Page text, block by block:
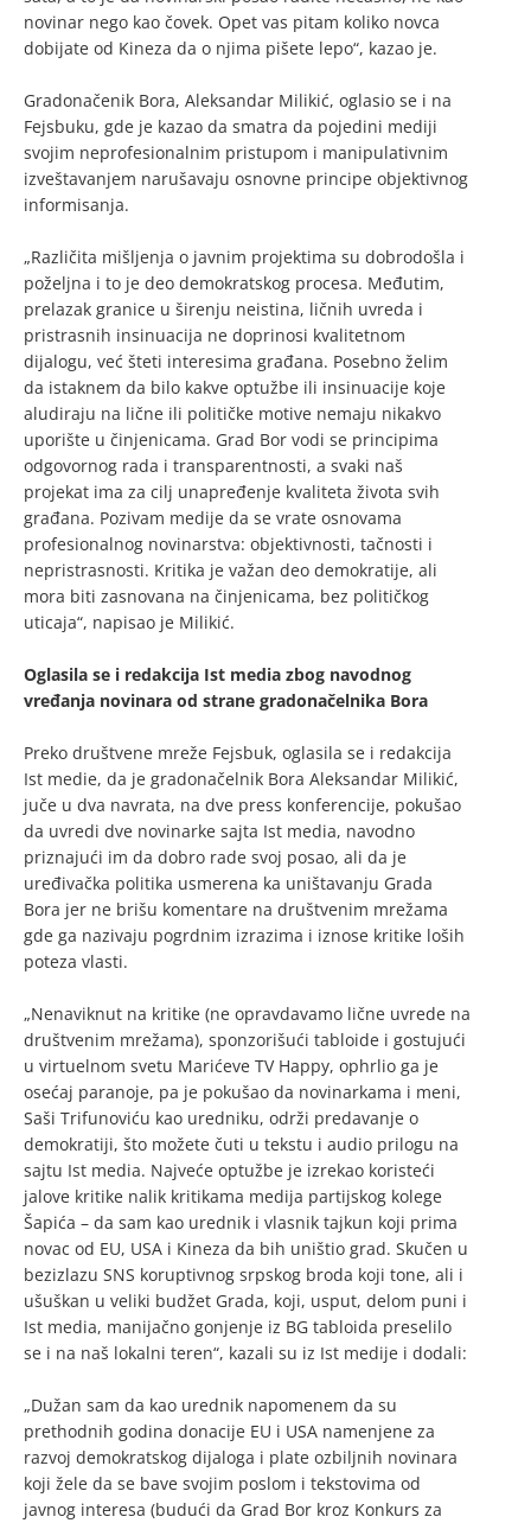
novinar nego kao čovek. Opet vas pitam koliko novca
dobijate od Kineza da o njima pišete lepo“, kazao je.
Gradonačenik Bora, Aleksandar Milikić, oglasio se i na
Fejsbuku, gde je kazao da smatra da pojedini mediji
svojim neprofesionalnim pristupom i manipulativnim
izveštavanjem narušavaju osnovne principe objektivnog
informisanja.
„Različita mišljenja o javnim projektima su dobrodošla i
poželjna i to je deo demokratskog procesa. Međutim,
prelazak granice u širenju neistina, ličnih uvreda i
pristrasnih insinuacija ne doprinosi kvalitetnom
dijalogu, već šteti interesima građana. Posebno želim
da istaknem da bilo kakve optužbe ili insinuacije koje
aludiraju na lične ili političke motive nemaju nikakvo
uporište u činjenicama. Grad Bor vodi se principima
odgovornog rada i transparentnosti, a svaki naš
projekat ima za cilj unapređenje kvaliteta života svih
građana. Pozivam medije da se vrate osnovama
profesionalnog novinarstva: objektivnosti, tačnosti i
nepristrasnosti. Kritika je važan deo demokratije, ali
mora biti zasnovana na činjenicama, bez političkog
uticaja“, napisao je Milikić.
Oglasila se i redakcija Ist media zbog navodnog
vređanja novinara od strane gradonačelnika Bora
Preko društvene mreže Fejsbuk, oglasila se i redakcija
Ist medie, da je gradonačelnik Bora Aleksandar Milikić,
juče u dva navrata, na dve press konferencije, pokušao
da uvredi dve novinarke sajta Ist media, navodno
priznajući im da dobro rade svoj posao, ali da je
uređivačka politika usmerena ka uništavanju Grada
Bora jer ne brišu komentare na društvenim mrežama
gde ga nazivaju pogrdnim izrazima i iznose kritike loših
poteza vlasti.
„Nenaviknut na kritike (ne opravdavamo lične uvrede na
društvenim mrežama), sponzorišući tabloide i gostujući
u virtuelnom svetu Marićeve TV Happy, ophrlio ga je
osećaj paranoje, pa je pokušao da novinarkama i meni,
Saši Trifunoviću kao uredniku, održi predavanje o
demokratiji, što možete čuti u tekstu i audio prilogu na
sajtu Ist media. Najveće optužbe je izrekao koristeći
jalove kritike nalik kritikama medija partijskog kolege
Šapića – da sam kao urednik i vlasnik tajkun koji prima
novac od EU, USA i Kineza da bih uništio grad. Skučen u
bezizlazu SNS koruptivnog srpskog broda koji tone, ali i
ušuškan u veliki budžet Grada, koji, usput, delom puni i
Ist media, manijačno gonjenje iz BG tabloida preselilo
se i na naš lokalni teren“, kazali su iz Ist medije i dodali:
„Dužan sam da kao urednik napomenem da su
prethodnih godina donacije EU i USA namenjene za
razvoj demokratskog dijaloga i plate ozbiljnih novinara
koji žele da se bave svojim poslom i tekstovima od
javnog interesa (budući da Grad Bor kroz Konkurs za